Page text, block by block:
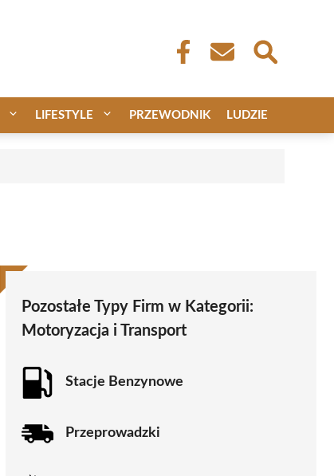
LIFESTYLE PRZEWODNIK LUDZIE
Pozostałe Typy Firm w Kategorii:
Motoryzacja i Transport
Stacje Benzynowe
Przeprowadzki